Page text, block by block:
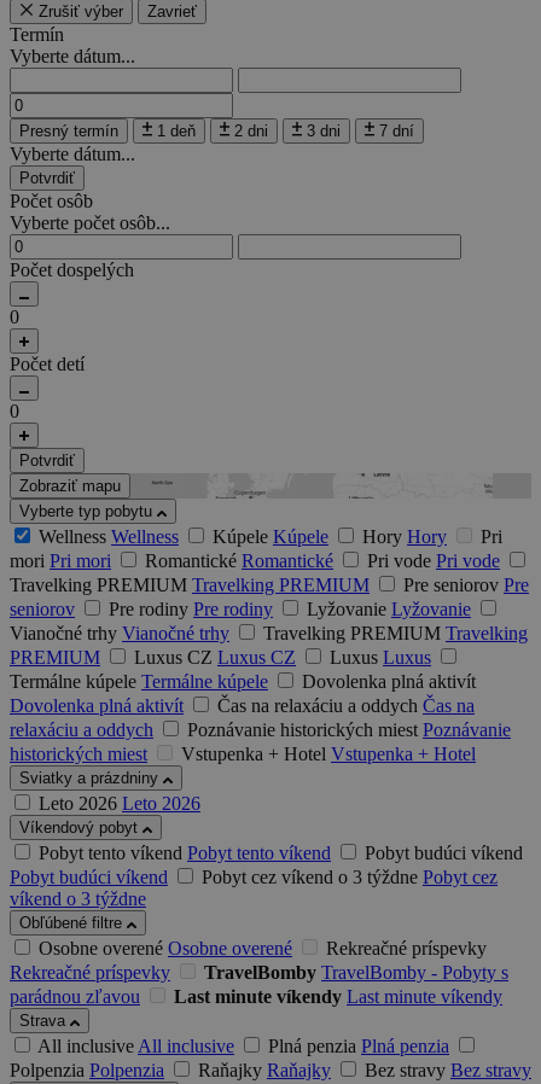
Zrušiť výber Zavrieť
Termín
Vyberte dátum...
Presný termín 1 deň 2 dni 3 dni 7 dní
Vyberte dátum...
Potvrdiť
Počet osôb
Vyberte počet osôb...
Počet dospelých
0
Počet detí
0
Potvrdiť
Zobraziť mapu
Vyberte typ pobytu
Wellness Wellness Kúpele Kúpele Hory Hory
Pri
mori Pri mori Romantické Romantické Pri vode Pri vode
Travelking PREMIUM Travelking PREMIUM Pre seniorov Pre
seniorov
Pre rodiny Pre rodiny Lyžovanie Lyžovanie
Vianočné trhy Vianočné trhy Travelking PREMIUM Travelking
PREMIUM
Luxus CZ Luxus CZ Luxus Luxus
Termálne kúpele Termálne kúpele
Dovolenka plná aktivít
Dovolenka plná aktivít
Čas na relaxáciu a oddych Čas na
relaxáciu a oddych
Poznávanie historických miest Poznávanie
historických miest
Vstupenka + Hotel Vstupenka + Hotel
Sviatky a prázdniny
Leto 2026 Leto 2026
Víkendový pobyt
Pobyt tento víkend Pobyt tento víkend
Pobyt budúci víkend
Pobyt budúci víkend
Pobyt cez víkend o 3 týždne Pobyt cez
víkend o 3 týždne
Obľúbené filtre
Osobne overené Osobne overené
Rekreačné príspevky
Rekreačné príspevky
TravelBomby TravelBomby - Pobyty s
parádnou zľavou
Last minute víkendy Last minute víkendy
Strava
All inclusiveAll inclusive Plná penzia Plná penzia
Polpenzia Polpenzia Raňajky Raňajky Bez stravy Bez stravy